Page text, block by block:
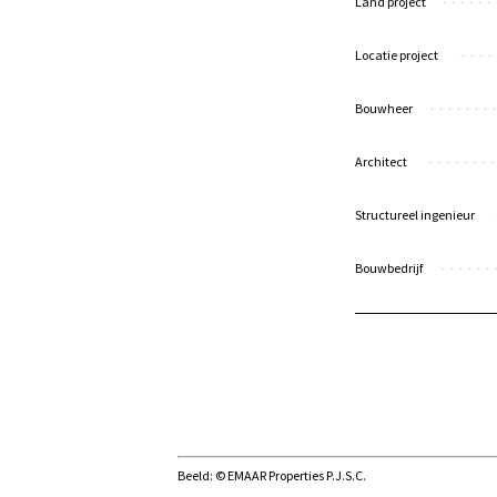
Locatie project
Bouwheer
Architect
Structureel ingenieur
Bouwbedrijf
Beeld: © EMAAR Properties P.J.S.C.